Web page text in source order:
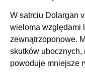
W satrciu Dolargan
wieloma względami
zewnątrzoponowe.
skutków ubocznych,
powoduje mniejsze